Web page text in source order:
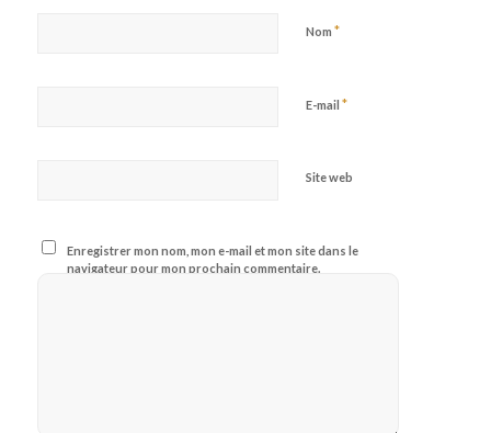
Nom *
E-mail *
Site web
Enregistrer mon nom, mon e-mail et mon site dans le
navigateur pour mon prochain commentaire.